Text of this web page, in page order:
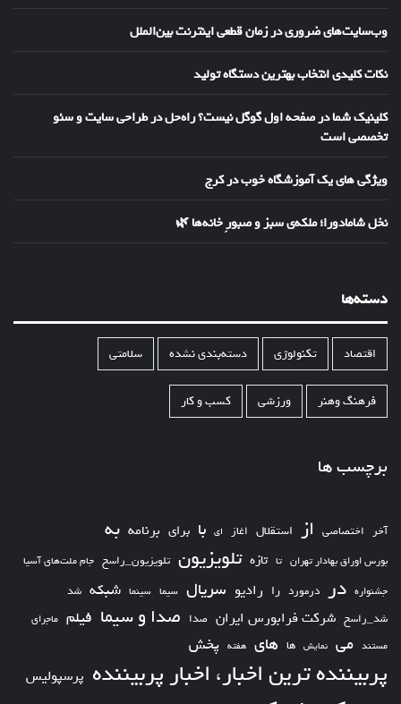
وب‌سایت‌های ضروری در زمان قطعی اینترنت بین‌الملل
نکات کلیدی انتخاب بهترین دستگاه تولید
کلینیک شما در صفحه اول گوگل نیست؟ راه‌حل در طراحی سایت و سئو
تخصصی است
ویژگی های یک آموزشگاه خوب در کرج
نخل شامادورا؛ ملکه‌ی سبز و صبورِ خانه‌ها 🌿
دسته‌ها
اقتصاد تکنولوژی دسته‌بندی نشده سلامتی
فرهنگ وهنر ورزشی کسب و کار
برچسب ها
آخر اختصاصی از استقلال اغاز ای با برای برنامه به
بورس اوراق بهادار تهران تا تازه تلویزیون تلویزیون_راسخ جام ملت‌های آسیا
جشنواره در درمورد را رادیو سریال سیما سینما شبکه شد
شد_راسخ شرکت فرابورس ایران صدا صدا و سیما فیلم ماجرای
مستند می نمایش ها های هفته پخش
پربیننده ترین اخبار، اخبار پربیننده پرسپولیس